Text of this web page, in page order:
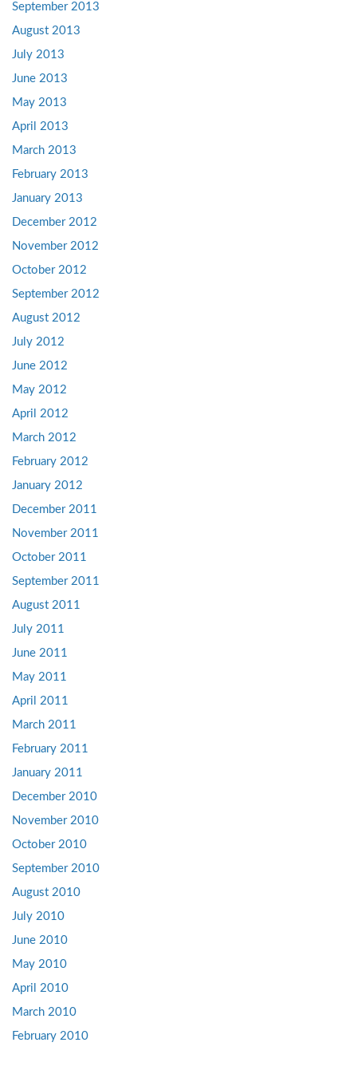
September 2013
August 2013
July 2013
June 2013
May 2013
April 2013
March 2013
February 2013
January 2013
December 2012
November 2012
October 2012
September 2012
August 2012
July 2012
June 2012
May 2012
April 2012
March 2012
February 2012
January 2012
December 2011
November 2011
October 2011
September 2011
August 2011
July 2011
June 2011
May 2011
April 2011
March 2011
February 2011
January 2011
December 2010
November 2010
October 2010
September 2010
August 2010
July 2010
June 2010
May 2010
April 2010
March 2010
February 2010